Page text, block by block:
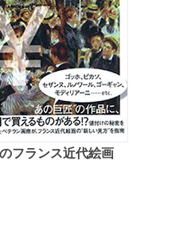
フランス近代絵画